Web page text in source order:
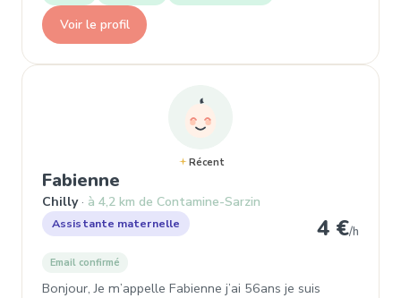
Voir le profil
Récent
Fabienne
Chilly à 4,2 km de Contamine-Sarzin
Assistante maternelle 4 €/h
Email confirmé
Bonjour, Je m’appelle Fabienne j’ai 56ans je suis